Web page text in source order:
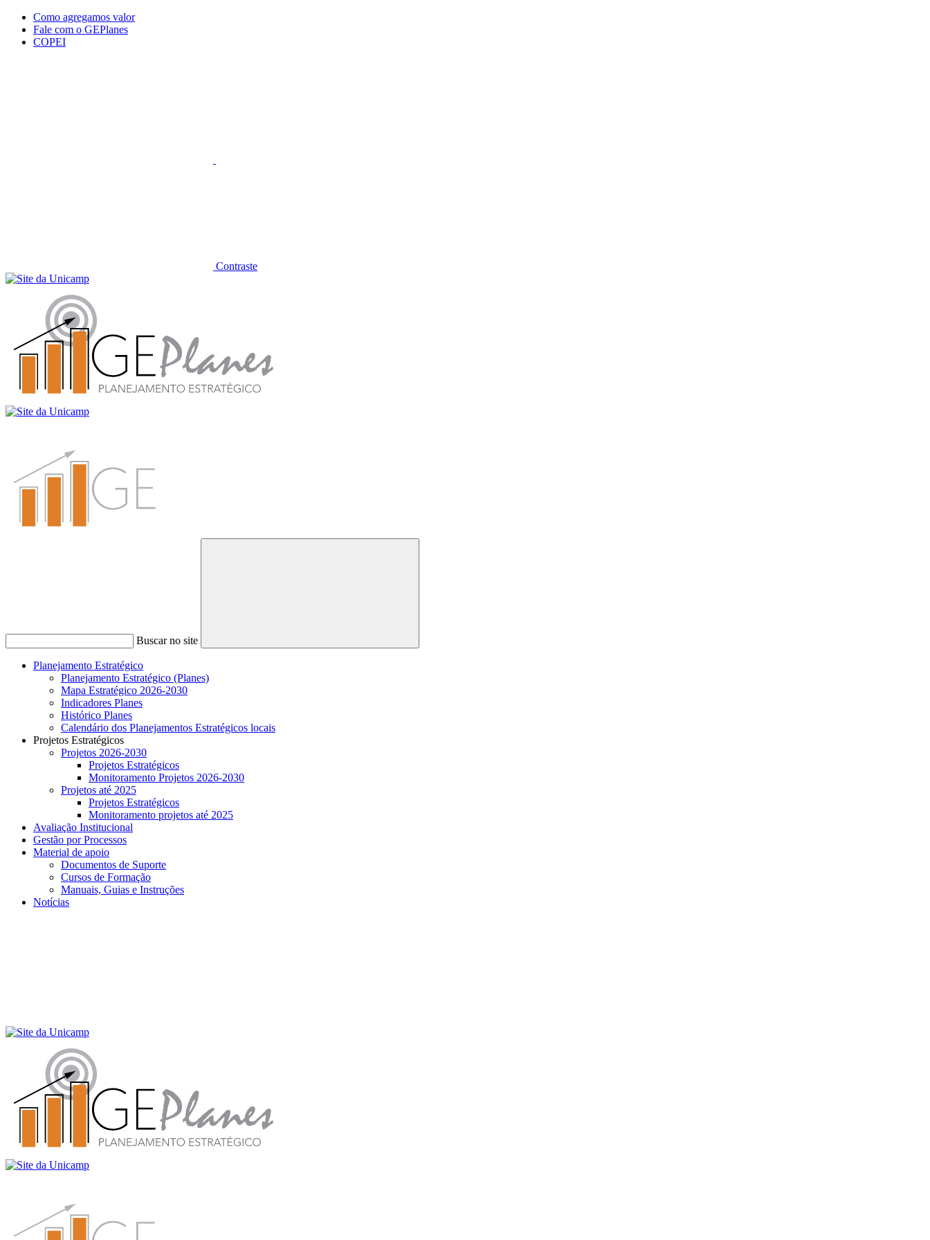
Conteúdo principal Menu principal
Como agregamos valor
Fale com o GEPlanes
COPEI
Contraste
Buscar no site
Buscar
Planejamento Estratégico
Planejamento Estratégico (Planes)
Mapa Estratégico 2026-2030
Indicadores Planes
Histórico Planes
Calendário dos Planejamentos Estratégicos locais
Projetos Estratégicos
Projetos 2026-2030
Projetos Estratégicos
Monitoramento Projetos 2026-2030
Projetos até 2025
Projetos Estratégicos
Monitoramento projetos até 2025
Avaliação Institucional
Gestão por Processos
Material de apoio
Documentos de Suporte
Cursos de Formação
Manuais, Guias e Instruções
Notícias